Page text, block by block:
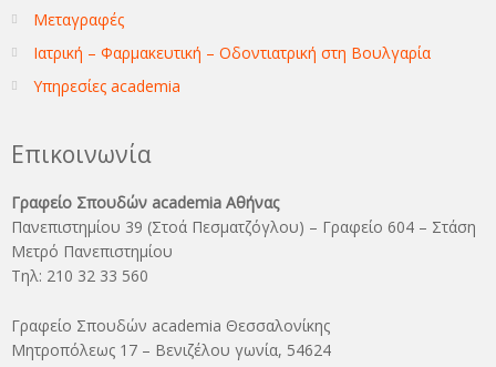
Μεταγραφές
Ιατρική – Φαρμακευτική – Οδοντιατρική στη Βουλγαρία
Υπηρεσίες academia
Επικοινωνία
Γραφείο Σπουδών academia Αθήνας
Πανεπιστημίου 39 (Στοά Πεσματζόγλου) – Γραφείο 604 – Στάση
Μετρό Πανεπιστημίου
Τηλ: 210 32 33 560
Γραφείο Σπουδών academia Θεσσαλονίκης
Μητροπόλεως 17 – Βενιζέλου γωνία, 54624